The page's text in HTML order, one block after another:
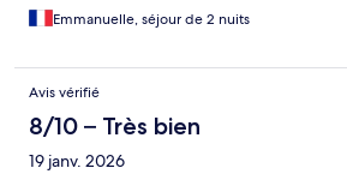
Emmanuelle, séjour de 2 nuits
Avis vérifié
8/10 – Très bien
19 janv. 2026